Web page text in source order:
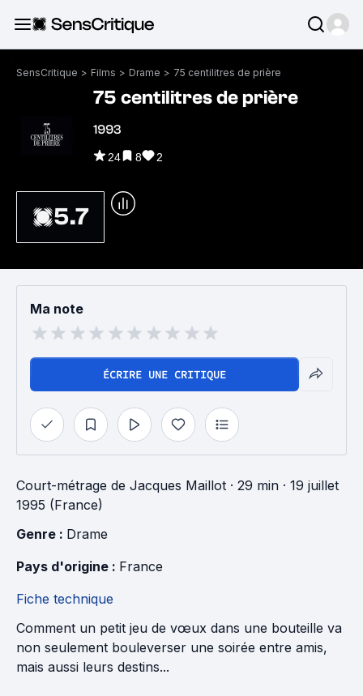
SensCritique > Films > Drame > 75 centilitres de prière
75 centilitres de prière
1993
24 8 2
5.7
Ma note
ÉCRIRE UNE CRITIQUE
Court-métrage de Jacques Maillot · 29 min · 19 juillet
1995 (France)
Genre : Drame
Pays d'origine : France
Fiche technique
Comment un petit jeu de vœux dans une bouteille va
non seulement bouleverser une soirée entre amis,
mais aussi leurs destins...